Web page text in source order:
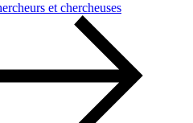
et chercheuses